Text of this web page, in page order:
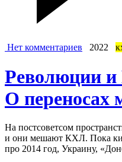
Нет комментариев 2022
Революции
О переносах
На постсоветсом
и они мешают КХЛ. Пока
про 2014 год, Украину,